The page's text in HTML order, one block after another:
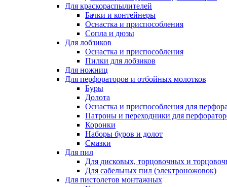
Для краскораспылителей
Бачки и контейнеры
Оснастка и приспособления
Сопла и дюзы
Для лобзиков
Оснастка и приспособления
Пилки для лобзиков
Для ножниц
Для перфораторов и отбойных молотков
Буры
Долота
Оснастка и приспособления для
Патроны и переходники для
Коронки
Наборы буров и долот
Смазки
Для пил
Для дисковых, торцовочных и
Для сабельных пил (электроножовок)
Для пистолетов монтажных